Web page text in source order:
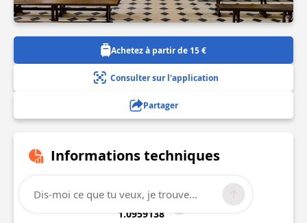
Achetez à partir de 15 €
Consulter sur l'application
Partager
Informations techniques
49.4405367
1.0959138
Dis-moi ce que tu veux, je trouve...